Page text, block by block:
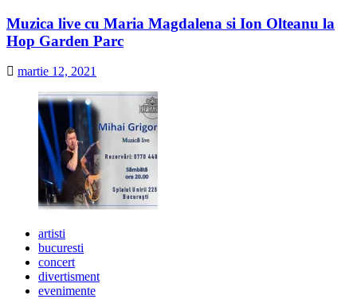
Muzica live cu Maria Magdalena si Ion Olteanu la
Hop Garden Parc
martie 12, 2021
artisti
bucuresti
concert
divertisment
evenimente